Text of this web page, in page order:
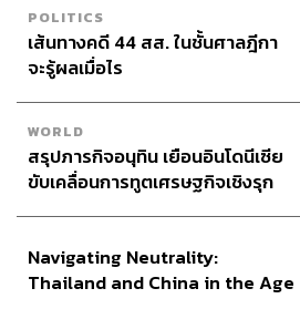
Photo: AFP
TAGS:
Freedom
POLITICS
เส้นทางคดี 44 สส. ในชั้นศาลฎีกา
จะรู้ผลเมื่อไร
WORLD
สรุปภารกิจอนุทิน เยือนอินโดนีเซีย
ขับเคลื่อนการทูตเศรษฐกิจเชิงรุก
Navigating Neutrality:
Thailand and China in the Age